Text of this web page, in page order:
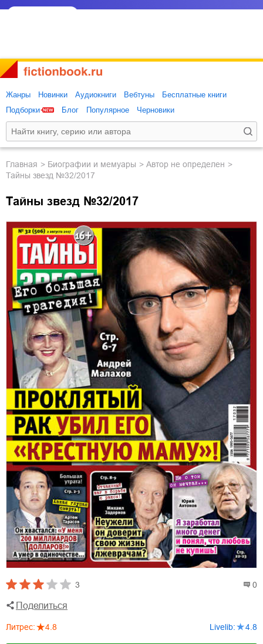
Жанры Новинки Аудиокниги Вебтуны
Бесплатные книги
Подборки
Блог Популярное Черновики
Главная биографии и мемуары
Автор не определен
Тайны звезд №32/2017
Тайны звезд №32/2017
3 0
Поделиться
Литрес: 4.8 Livelib: 4.8